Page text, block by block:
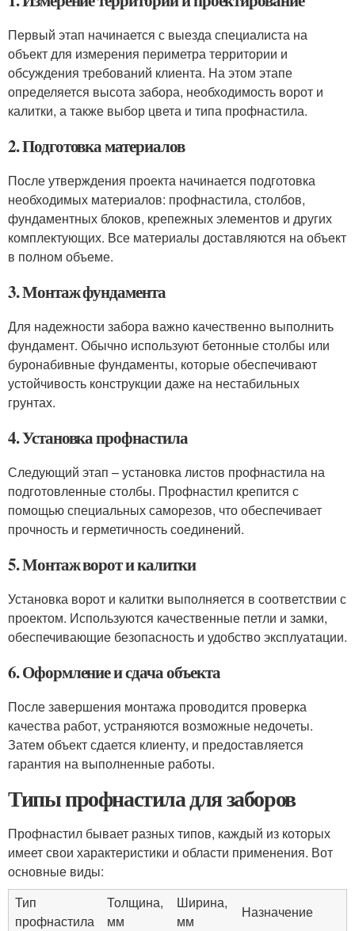
Первый этап начинается с выезда специалиста на
объект для измерения периметра территории и
обсуждения требований клиента. На этом этапе
определяется высота забора, необходимость ворот и
калитки, а также выбор цвета и типа профнастила.
2. Подготовка материалов
После утверждения проекта начинается подготовка
необходимых материалов: профнастила, столбов,
фундаментных блоков, крепежных элементов и других
комплектующих. Все материалы доставляются на объект
в полном объеме.
3. Монтаж фундамента
Для надежности забора важно качественно выполнить
фундамент. Обычно используют бетонные столбы или
буронабивные фундаменты, которые обеспечивают
устойчивость конструкции даже на нестабильных
грунтах.
4. Установка профнастила
Следующий этап – установка листов профнастила на
подготовленные столбы. Профнастил крепится с
помощью специальных саморезов, что обеспечивает
прочность и герметичность соединений.
5. Монтаж ворот и калитки
Установка ворот и калитки выполняется в соответствии с
проектом. Используются качественные петли и замки,
обеспечивающие безопасность и удобство эксплуатации.
6. Оформление и сдача объекта
После завершения монтажа проводится проверка
качества работ, устраняются возможные недочеты.
Затем объект сдается клиенту, и предоставляется
гарантия на выполненные работы.
Типы профнастила для заборов
Профнастил бывает разных типов, каждый из которых
имеет свои характеристики и области применения. Вот
основные виды:
Тип
профнастила
Толщина,
мм
Ширина,
мм
Назначение